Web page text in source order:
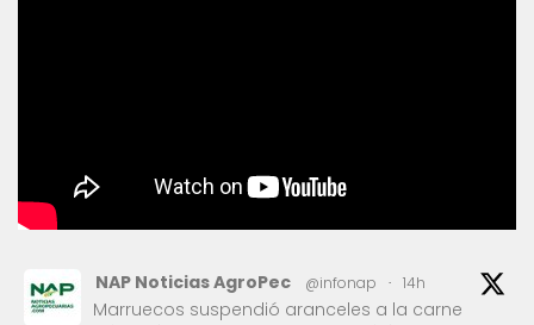
NAP Noticias AgroPec @infonap · 14h
Marruecos suspendió aranceles a la carne